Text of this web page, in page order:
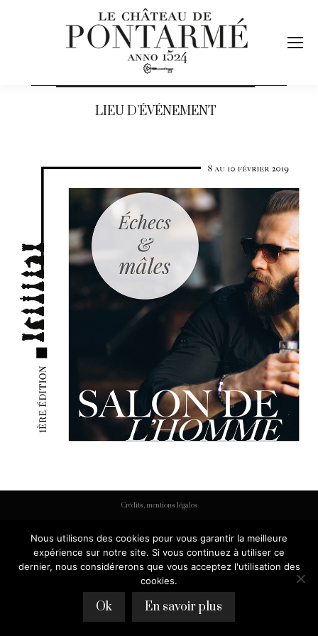
LIEU D’ÉVÉNEMENT
Crédits, mentions légales
Nous utilisons des cookies pour vous garantir la meilleure
expérience sur notre site. Si vous continuez à utiliser ce
dernier, nous considérerons que vous acceptez l'utilisation des
cookies.
Ok En savoir plus